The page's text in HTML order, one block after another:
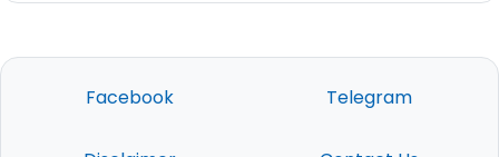
Facebook Telegram